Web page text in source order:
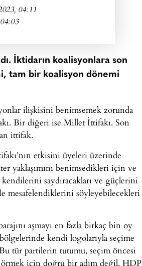
04:11
İktidarın koalisyonlara son
tam bir koalisyon dönemi
ilişkisini benimsemek zorunda
Bir diğeri ise Millet İttifakı. Son
ittifak.
etkisini üyeleri üzerinde
yaklaşımını benimsedikleri için ve
saydıracakları ve güçlerini
mesafelendiklerini söyleyebilecekleri
aşmayı en fazla birkaç bin oy
kendi logolarıyla seçime
tür partilerin tutumu, seçim öncesi
için doğru bir adım değil. HDP